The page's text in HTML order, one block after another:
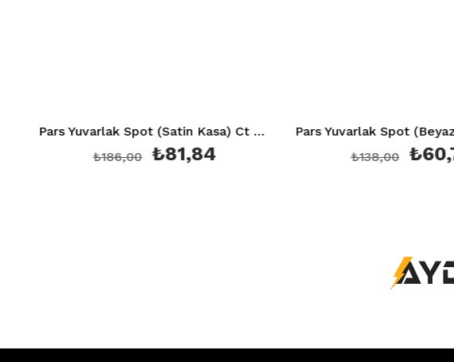
Pars Yuvarlak Spot (Satin Kasa) Ct 5220 (Ampul ve Duy Hariç)
₺81,84
₺186,00 ₺60,72
₺138,00